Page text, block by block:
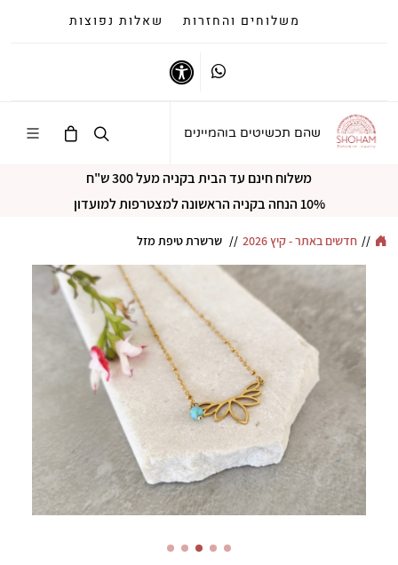
משלוחים והחזרות שאלות נפוצות
Whatsapp
שהם תכשיטים בוהמיינים
משלוח חינם עד הבית בקניה מעל 300 ש"ח
10% הנחה בקניה הראשונה למצטרפות למועדון
// חדשים באתר - קיץ 2026 // שרשרת טיפת מזל